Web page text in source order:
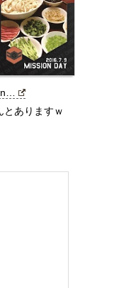
とありますｗ